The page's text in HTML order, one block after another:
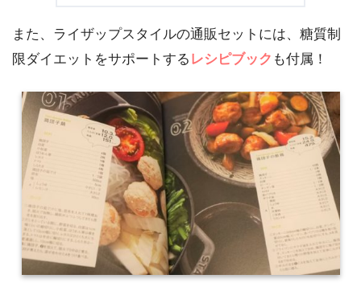
また、ライザップスタイルの通販セットには、糖質制
限ダイエットをサポートする レシピブック も付属！